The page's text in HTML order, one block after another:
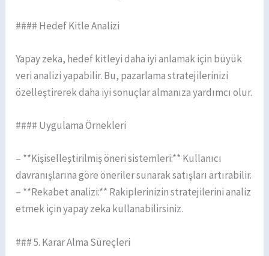
#### Hedef Kitle Analizi
Yapay zeka, hedef kitleyi daha iyi anlamak için büyük
veri analizi yapabilir. Bu, pazarlama stratejilerinizi
özelleştirerek daha iyi sonuçlar almanıza yardımcı olur.
#### Uygulama Örnekleri
– **Kişiselleştirilmiş öneri sistemleri:** Kullanıcı
davranışlarına göre öneriler sunarak satışları artırabilir.
– **Rekabet analizi:** Rakiplerinizin stratejilerini analiz
etmek için yapay zeka kullanabilirsiniz.
### 5. Karar Alma Süreçleri